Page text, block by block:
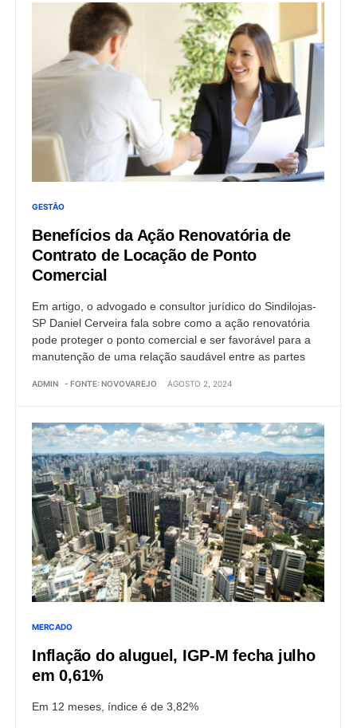
GESTÃO
Benefícios da Ação Renovatória de
Contrato de Locação de Ponto
Comercial
Em artigo, o advogado e consultor jurídico do Sindilojas-
SP Daniel Cerveira fala sobre como a ação renovatória
pode proteger o ponto comercial e ser favorável para a
manutenção de uma relação saudável entre as partes
ADMIN - FONTE: NOVOVAREJO AGOSTO 2, 2024
MERCADO
Inflação do aluguel, IGP-M fecha julho
em 0,61%
Em 12 meses, índice é de 3,82%